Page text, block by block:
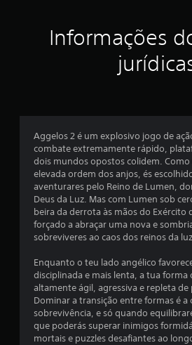
Informações
Aggelos 2 é um explosivo jogo de
combate extremamente rápido,
dois mundos opostos colidem.
elevada ordem dos anjos, és
aventurares pelo Reino de Lumen,
Deus da Luz. Mas com Lumen sob
beira da derrota às mãos do Exército
forçado a abraçar uma nova e
sobreviveres ao caos dos reinos da
Enquanto o teu lado angélico
disciplinada e mais lenta, a tua forma
altamente ágil, agressiva e repleta
Dominar a transição entre formas é a
sobrevivência, e só quando
que poderás superar inimigos
mortais e puzzles desafiantes ao